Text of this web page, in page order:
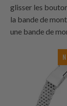
glisser les
la bande de
une bande de